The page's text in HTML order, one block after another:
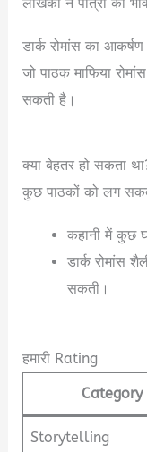
डार्क रोमांस का आकर्षण
जो पाठक माफिया
सकती है।
क्या बेहतर हो सकता
कुछ पाठकों को लग
कहानी में कुछ
डार्क रोमांस
सकती।
हमारी Rating
Category
Storytelling